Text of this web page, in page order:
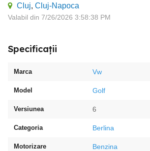
Cluj, Cluj-Napoca
Valabil din 7/26/2026 3:58:38 PM
Specificații
Marca Vw
Model Golf
Versiunea 6
Categoria Berlina
Motorizare Benzina